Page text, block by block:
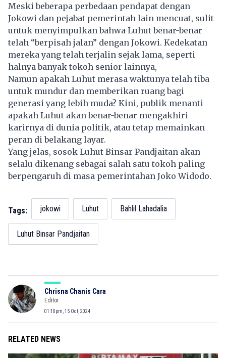
Meski beberapa perbedaan pendapat dengan
Jokowi dan pejabat pemerintah lain mencuat, sulit
untuk menyimpulkan bahwa Luhut benar-benar
telah “berpisah jalan” dengan Jokowi. Kedekatan
mereka yang telah terjalin sejak lama, seperti
halnya banyak tokoh senior lainnya,
Namun apakah Luhut merasa waktunya telah tiba
untuk mundur dan memberikan ruang bagi
generasi yang lebih muda? Kini, publik menanti
apakah Luhut akan benar-benar mengakhiri
karirnya di dunia politik, atau tetap memainkan
peran di belakang layar.
Yang jelas, sosok Luhut Binsar Pandjaitan akan
selalu dikenang sebagai salah satu tokoh paling
berpengaruh di masa pemerintahan Joko Widodo.
Tags: jokowi Luhut Bahlil Lahadalia
Luhut Binsar Pandjaitan
Chrisna Chanis Cara
Editor
01:10pm, 15 Oct, 2024
RELATED NEWS